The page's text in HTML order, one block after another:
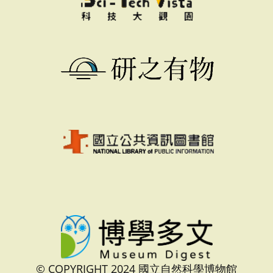
© COPYRIGHT 2024 國立自然科學博物館